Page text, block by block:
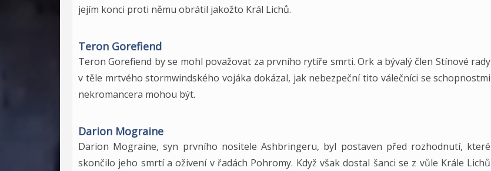
jejím konci proti němu obrátil jakožto Král Lichů.
Teron Gorefiend
Teron Gorefiend by se mohl považovat za prvního rytíře smrti. Ork a bývalý člen Stínové rady
v těle mrtvého stormwindského vojáka dokázal, jak nebezpeční tito válečníci se schopnostmi
nekromancera mohou být.
Darion Mograine
Darion Mograine, syn prvního nositele Ashbringeru, byl postaven před rozhodnutí, které
skončilo jeho smrtí a oživení v řadách Pohromy. Když však dostal šanci se z vůle Krále Lichů